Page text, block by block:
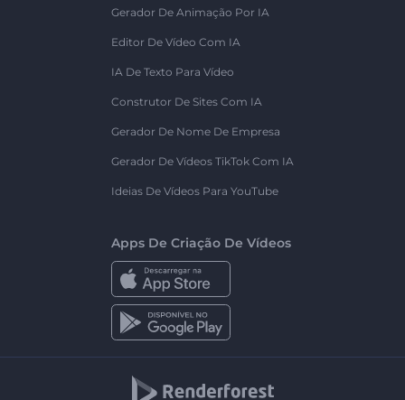
Gerador De Animação Por IA
Editor De Vídeo Com IA
IA De Texto Para Vídeo
Construtor De Sites Com IA
Gerador De Nome De Empresa
Gerador De Vídeos TikTok Com IA
Ideias De Vídeos Para YouTube
Apps De Criação De Vídeos